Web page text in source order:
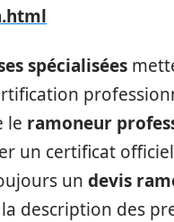
spécialisées
le ramoneur
un certificat
un devis
description des